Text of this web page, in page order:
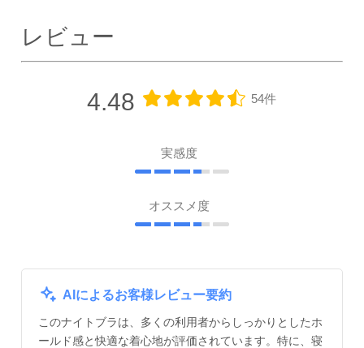
レビュー
4.48 54件
実感度
オススメ度
AIによるお客様レビュー要約
このナイトブラは、多くの利用者からしっかりとしたホ
ールド感と快適な着心地が評価されています。特に、寝